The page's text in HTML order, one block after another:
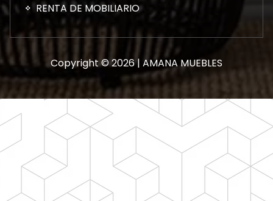
RENTA DE MOBILIARIO
Copyright © 2026 | AMANA MUEBLES